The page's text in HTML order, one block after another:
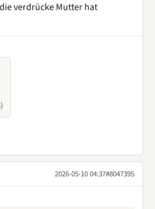
verdrücke Mutter hat
2026-05-10 04:37#8047395